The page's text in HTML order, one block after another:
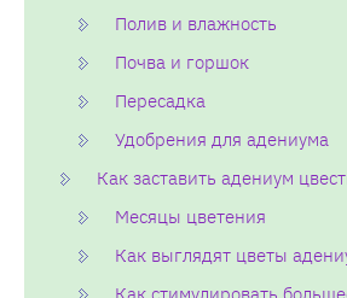
Полив и влажность
Почва и горшок
Пересадка
Удобрения для адениума
Как заставить адениум
Месяцы цветения
Как выглядят цветы